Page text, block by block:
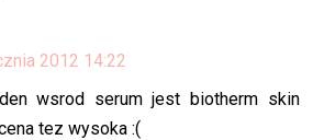
2012 14:22
wsrod serum jest biotherm skin
tez wysoka :(